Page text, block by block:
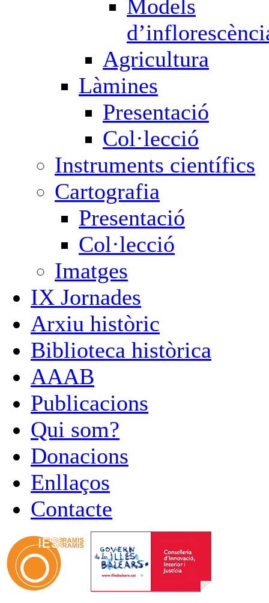
Models
Agricultura
Làmines
Presentació
Col·lecció
Instruments científics
Cartografia
Presentació
Col·lecció
Imatges
IX Jornades
Arxiu històric
Biblioteca històrica
AAAB
Publicacions
Qui som?
Donacions
Enllaços
Contacte